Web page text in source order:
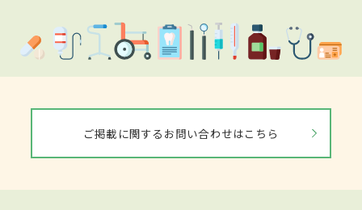
ご掲載に関するお問い合わせはこちら